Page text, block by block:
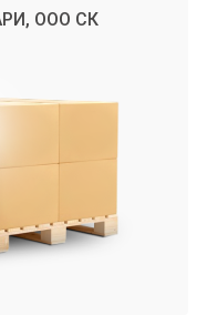
ООО СК